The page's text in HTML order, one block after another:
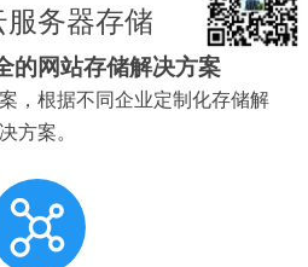
服务器存储
的网站存储解决方案
，根据不同企业定制化存储解
决方案。